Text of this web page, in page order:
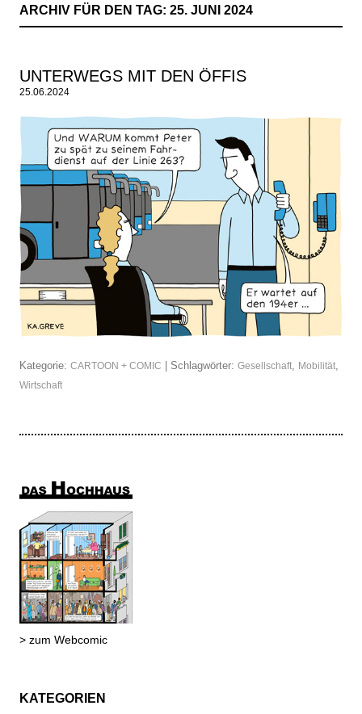
ARCHIV FÜR DEN TAG: 25. JUNI 2024
UNTERWEGS MIT DEN ÖFFIS
25.06.2024
Kategorie: CARTOON + COMIC | Schlagwörter: Gesellschaft, Mobilität,
Wirtschaft
> zum Webcomic
KATEGORIEN